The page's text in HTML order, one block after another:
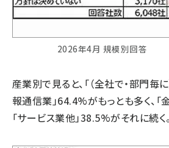
2026年4月 規模別回答
産業別で見ると、「（全社で・部門毎
報通信業」64.4%がもっとも多く、「
「サービス業他」38.5%がそれに続く。